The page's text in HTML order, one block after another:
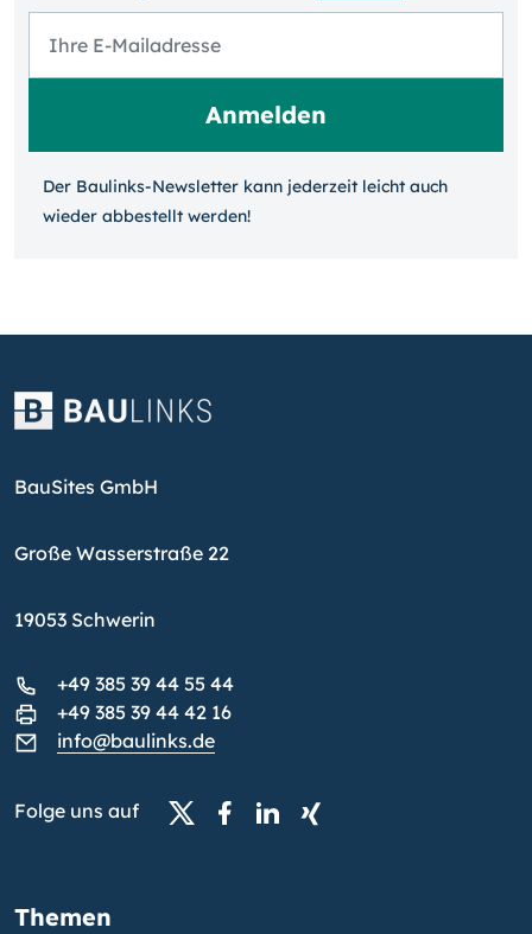
Der Baulinks-Newsletter kann jeder­zeit leicht auch
wieder ab­bestellt werden!
BauSites GmbH
Große Wasserstraße 22
19053 Schwerin
+49 385 39 44 55 44
+49 385 39 44 42 16
info@baulinks.de
Folge uns auf
Themen